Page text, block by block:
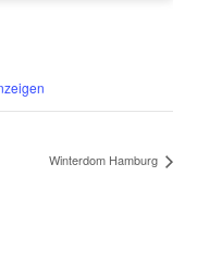
Winterdom Hamburg